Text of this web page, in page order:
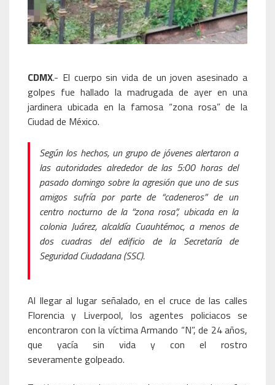
CDMX.- El cuerpo sin vida de un joven asesinado a
golpes fue hallado la madrugada de ayer en una
jardinera ubicada en la famosa “zona rosa” de la
Ciudad de México.
Según los hechos, un grupo de jóvenes alertaron a
las autoridades alrededor de las 5:00 horas del
pasado domingo sobre la agresión que uno de sus
amigos sufría por parte de “cadeneros” de un
centro nocturno de la “zona rosa”, ubicada en la
colonia Juárez, alcaldía Cuauhtémoc, a menos de
dos cuadras del edificio de la Secretaría de
Seguridad Ciudadana (SSC).
Al llegar al lugar señalado, en el cruce de las calles
Florencia y Liverpool, los agentes policiacos se
encontraron con la víctima Armando “N”, de 24 años,
que yacía sin vida y con el rostro
severamente golpeado.